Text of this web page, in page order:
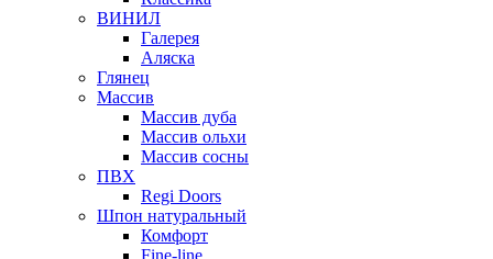
ВИНИЛ
Галерея
Аляска
Глянец
Массив
Массив дуба
Массив ольхи
Массив сосны
ПВХ
Regi Doors
Шпон натуральный
Комфорт
Fine-line